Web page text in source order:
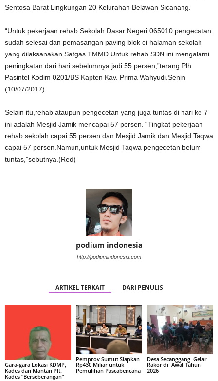
Sentosa Barat Lingkungan 20 Kelurahan Belawan Sicanang.
“Untuk pekerjaan rehab Sekolah Dasar Negeri 065010 pengecatan
sudah selesai dan pemasangan paving blok di halaman sekolah
yang dilaksanakan Satgas TMMD.Untuk rehab SDN ini mengalami
peningkatan dari hari sebelumnya jadi 55 persen,”terang Plh
Pasintel Kodim 0201/BS Kapten Kav. Prima Wahyudi.Senin
(10/07/2017)
Selain itu,rehab ataupun pengecetan yang juga tuntas di hari ke 7
ini adalah Mesjid Jamik mencapai 57 persen. “Tingkat pekerjaan
rehab sekolah capai 55 persen dan Mesjid Jamik dan Mesjid Taqwa
capai 57 persen.Namun,untuk Mesjid Taqwa pengecetan belum
tuntas,”sebutnya.(Red)
podium indonesia
http://podiumindonesia.com
ARTIKEL TERKAIT DARI PENULIS
Gara-gara Lokasi KDMP,
Kades dan Mantan Plt.
Kades “Berseberangan”
Pemprov Sumut Siapkan
Rp430 Miliar untuk
Pemulihan Pascabencana
Desa Secanggang Gelar
Rakor di Awal Tahun
2026